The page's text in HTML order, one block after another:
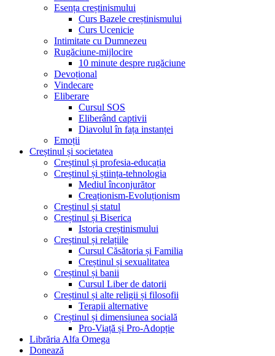
Esența creștinismului
Curs Bazele creștinismului
Curs Ucenicie
Intimitate cu Dumnezeu
Rugăciune-mijlocire
10 minute despre rugăciune
Devoțional
Vindecare
Eliberare
Cursul SOS
Eliberând captivii
Diavolul în fața instanței
Emoții
Creștinul și societatea
Creștinul și profesia-educația
Creștinul și știința-tehnologia
Mediul înconjurător
Creaționism-Evoluționism
Creștinul și statul
Creștinul și Biserica
Istoria creștinismului
Creștinul și relațiile
Cursul Căsătoria și Familia
Creștinul și sexualitatea
Creștinul și banii
Cursul Liber de datorii
Creștinul și alte religii și filosofii
Terapii alternative
Creștinul și dimensiunea socială
Pro-Viață și Pro-Adopție
Librăria Alfa Omega
Donează